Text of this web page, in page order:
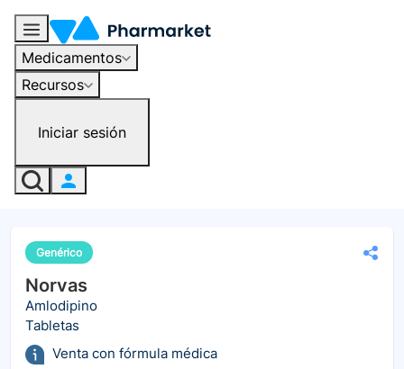
Medicamentos
Recursos
Iniciar sesión
Genérico
Norvas
Amlodipino
Tabletas
Venta con fórmula médica